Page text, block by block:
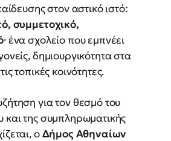
στον αστικό ιστό:
συμμετοχικό,
· ένα σχολείο που εμπνέει
δημιουργικότητα στα
τοπικές κοινότητες.
για τον θεσμό του
και της συμπληρωματικής
οΔήμος Αθηναίων